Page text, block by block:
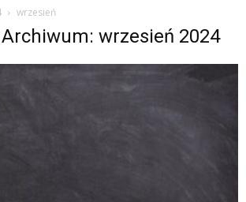
wrzesień
wrzesień 2024